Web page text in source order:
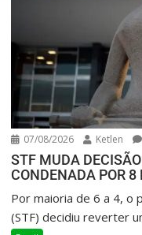
07/08/2026 Ketlen
STF MUDA
CONDENADA POR 8
Por maioria de 6 a 4, o
(STF) decidiu reverter